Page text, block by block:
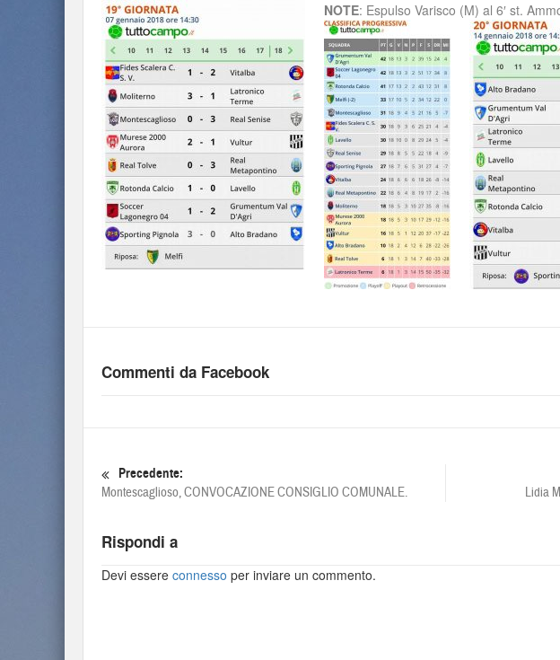
NOTE: Espulso Varisco (M) al 6′ st.
Commenti da Facebook
Precedente:
Montescaglioso, CONVOCAZIONE CONSIGLIO COMUNALE. Lidia
Rispondi a
Devi essere connesso per inviare un commento.